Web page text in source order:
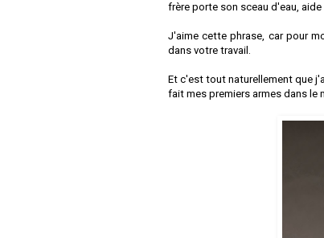
frère porte son sceau d'eau, aide
J'aime cette phrase, car pour
dans votre travail.
Et c'est tout naturellement que
fait mes premiers armes dans le